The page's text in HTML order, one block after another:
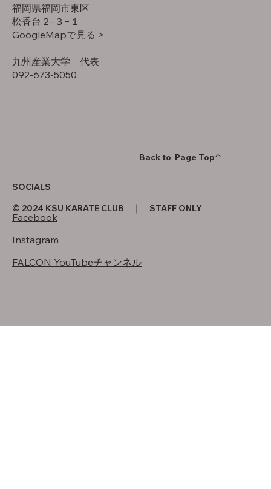
福岡県福岡市東区
松香台２-３−１
GoogleMapで見る >
​九州産業大学 代表
092-673-5050
SOCIALS
Facebook
Instagram
FALCON YouTubeチャンネル
Back to Page Top↑
© 2024 KSU KARATE CLUB ｜ STAFF ONLY